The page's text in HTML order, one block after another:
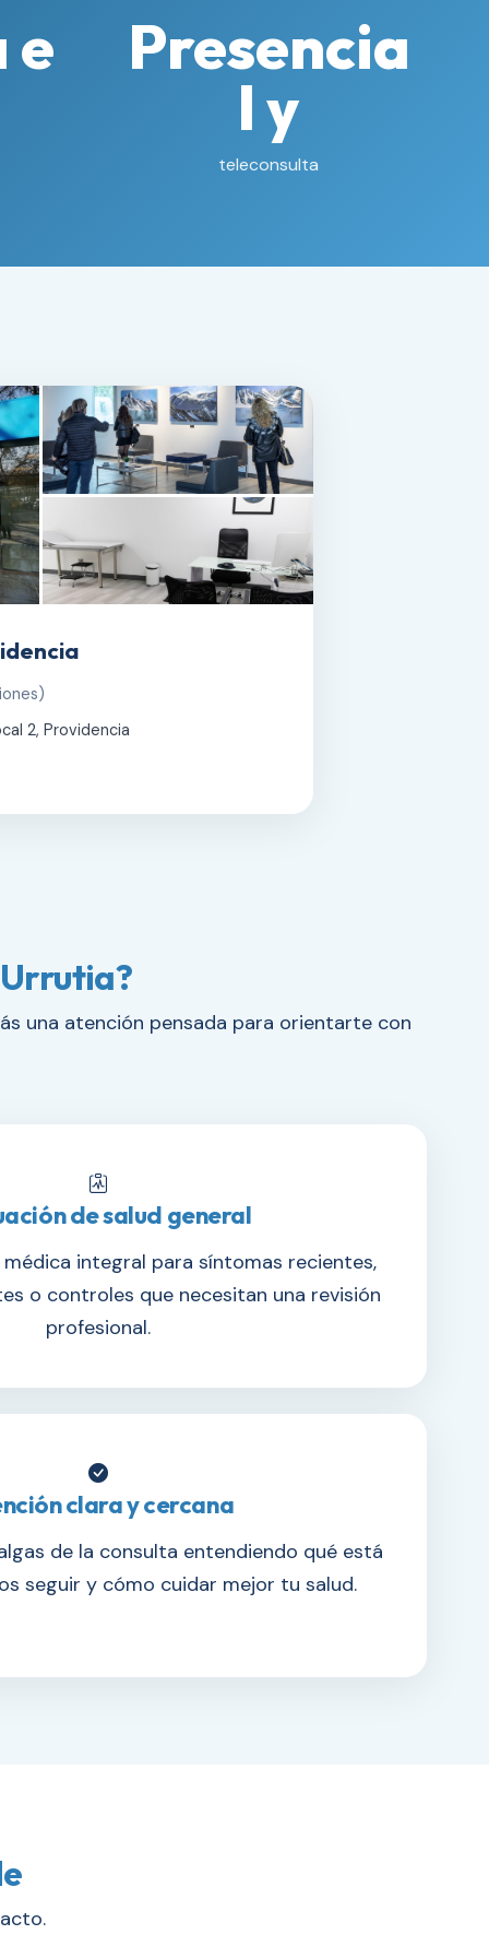
e Presencia
l y
teleconsulta
2, Providencia
una atención pensada para orientarte con
de salud general
integral para síntomas recientes,
o controles que necesitan una revisión
profesional.
clara y cercana
de la consulta entendiendo qué está
seguir y cómo cuidar mejor tu salud.